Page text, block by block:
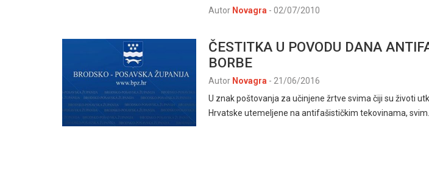
Autor Novagra - 02/07/2010
ČESTITKA U POVODU DANA
BORBE
Autor Novagra - 21/06/2016
U znak poštovanja za učinjene žrtve svima čiji su životi
Hrvatske utemeljene na antifašističkim tekovinama,